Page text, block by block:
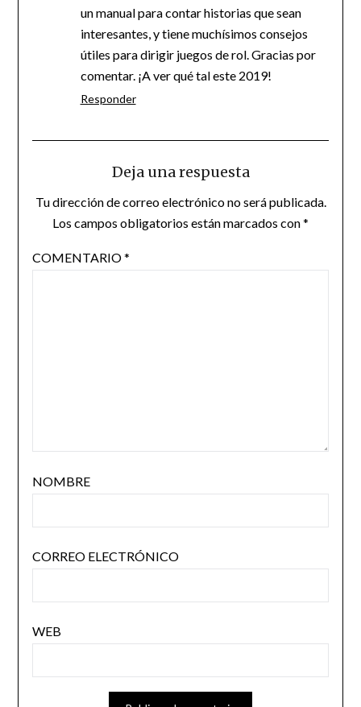
un manual para contar historias que sean
interesantes, y tiene muchísimos consejos
útiles para dirigir juegos de rol. Gracias por
comentar. ¡A ver qué tal este 2019!
Responder
Deja una respuesta
Tu dirección de correo electrónico no será publicada.
Los campos obligatorios están marcados con*
COMENTARIO*
NOMBRE
CORREO ELECTRÓNICO
WEB